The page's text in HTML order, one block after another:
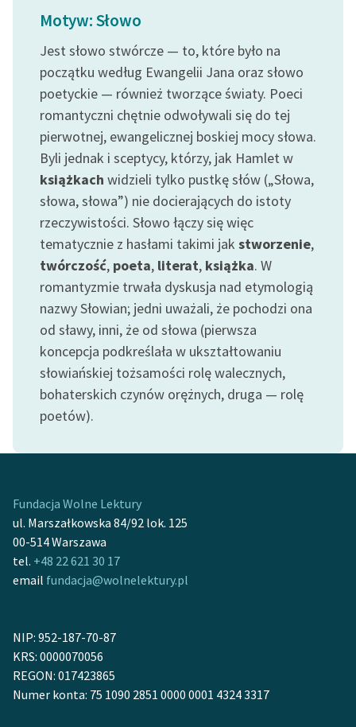
Ręce pełne poezji
Kolekcje edukacyjne
twórców przechodzących
do domeny publicznej,
lektur szkolnych oraz
Starego Testamentu
Odkurzamy bohaterów
Szkoła Poezji Wolnych
O nas
Kontakt
O projekcie
Zespół
Zasady wykorzystania
Wolnych Lektur
Logotypy
Polityka prywatności
Regulamin biblioteki
Dane fundacji i
Regulamin darowizn
Informacja o treściach
wrażliwych
Motyw: Słowo
Jest słowo stwórcze — to, które było na
początku według Ewangelii Jana oraz słowo
poetyckie — również tworzące światy. Poeci
romantyczni chętnie odwoływali się do tej
pierwotnej, ewangelicznej boskiej mocy słowa.
Byli jednak i sceptycy, którzy, jak Hamlet w
książkach widzieli tylko pustkę słów („Słowa,
słowa, słowa”) nie docierających do istoty
rzeczywistości. Słowo łączy się więc
tematycznie z hasłami takimi jak stworzenie,
twórczość, poeta, literat, książka. W
romantyzmie trwała dyskusja nad etymologią
nazwy Słowian; jedni uważali, że pochodzi ona
od sławy, inni, że od słowa (pierwsza
koncepcja podkreślała w ukształtowaniu
słowiańskiej tożsamości rolę walecznych,
bohaterskich czynów orężnych, druga — rolę
poetów).
Fundacja Wolne Lektury
ul. Marszałkowska 84/92 lok. 125
00-514 Warszawa
tel. +48 22 621 30 17
email fundacja@wolnelektury.pl
NIP: 952-187-70-87
KRS: 0000070056
REGON: 017423865
Numer konta: 75 1090 2851 0000 0001 4324 3317